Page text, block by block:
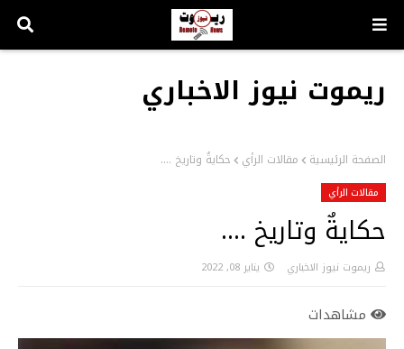
ريموت نيوز الاخباري
الصفحة الرئيسية مقالات الرأي حكايةٌ وتاريخ ....
مقالات الرأي
حكايةٌ وتاريخ ....
ريموت نيوز الاخباري يناير 08, 2022
مشاهدات